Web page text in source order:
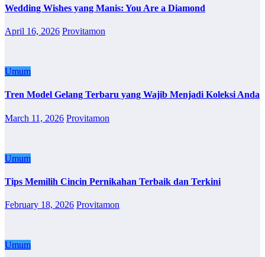
Wedding Wishes yang Manis: You Are a Diamond
April 16, 2026 Provitamon
Umum
Tren Model Gelang Terbaru yang Wajib Menjadi Koleksi Anda
March 11, 2026 Provitamon
Umum
Tips Memilih Cincin Pernikahan Terbaik dan Terkini
February 18, 2026 Provitamon
Umum